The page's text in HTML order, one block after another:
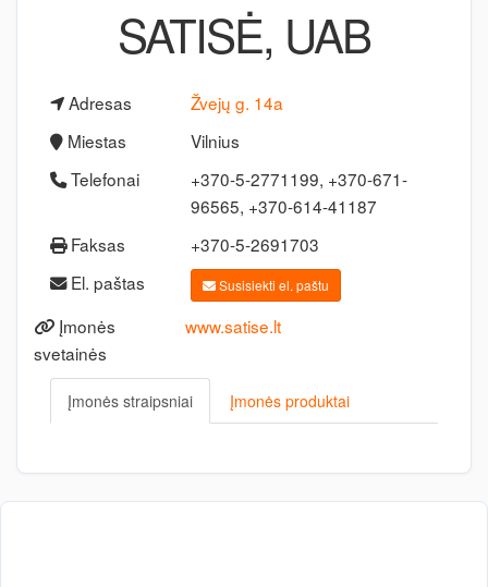
SATISĖ, UAB
Adresas
Žvejų g. 14a
Miestas
Vilnius
Telefonai
+370-5-2771199, +370-671-
96565, +370-614-41187
Faksas
+370-5-2691703
El. paštas
Susisiekti el. paštu
Įmonės
svetainės
www.satise.lt
Įmonės straipsniai Įmonės produktai